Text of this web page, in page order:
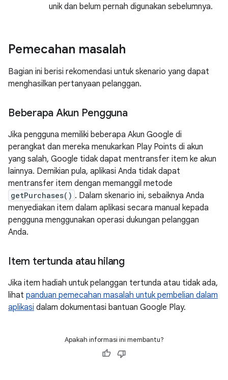
unik dan belum pernah digunakan sebelumnya.
Pemecahan masalah
Bagian ini berisi rekomendasi untuk skenario yang dapat
menghasilkan pertanyaan pelanggan.
Beberapa Akun Pengguna
Jika pengguna memiliki beberapa Akun Google di
perangkat dan mereka menukarkan Play Points di akun
yang salah, Google tidak dapat mentransfer item ke akun
lainnya. Demikian pula, aplikasi Anda tidak dapat
mentransfer item dengan memanggil metode
getPurchases() . Dalam skenario ini, sebaiknya Anda
menyediakan item dalam aplikasi secara manual kepada
pengguna menggunakan operasi dukungan pelanggan
Anda.
Item tertunda atau hilang
Jika item hadiah untuk pelanggan tertunda atau tidak ada,
lihat panduan pemecahan masalah untuk pembelian dalam
aplikasi dalam dokumentasi bantuan Google Play.
Apakah informasi ini membantu?